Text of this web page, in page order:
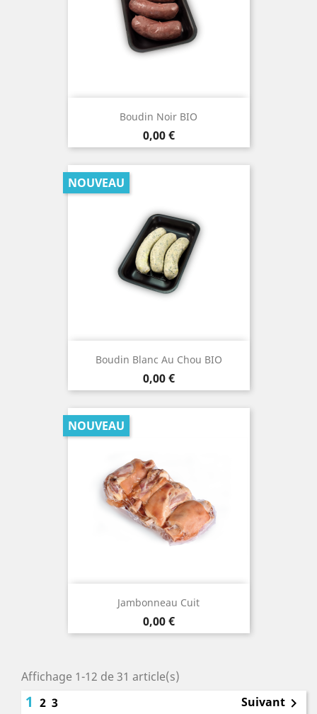
Boudin Noir BIO
Prix
0,00 €
Boudin Blanc Au Chou BIO
Prix
0,00 €
NOUVEAU
Jambonneau Cuit
Prix
0,00 €
NOUVEAU
Affichage 1-12 de 31 article(s)
1 2 3 Suivant 